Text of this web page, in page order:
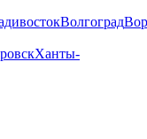
Волгоград
Ханты-